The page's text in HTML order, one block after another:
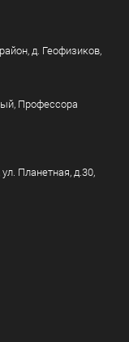
д. Геофизиков,
Профессора
Планетная, д.30,